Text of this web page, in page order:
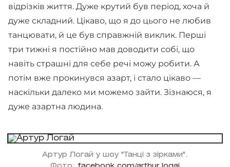
відрізків життя. Дуже крутий був період, хоча й
дуже складний. Цікаво, що я до цього не любив
танцювати, й це був справжній виклик. Перші
три тижні я постійно мав доводити собі, що
навіть страшні для себе речі можу робити. А
потім вже прокинувся азарт, і стало цікаво —
наскільки далеко ми можемо зайти. Зізнаюся, я
дуже азартна людина.
Артур Логай у шоу "Танці з зірками".